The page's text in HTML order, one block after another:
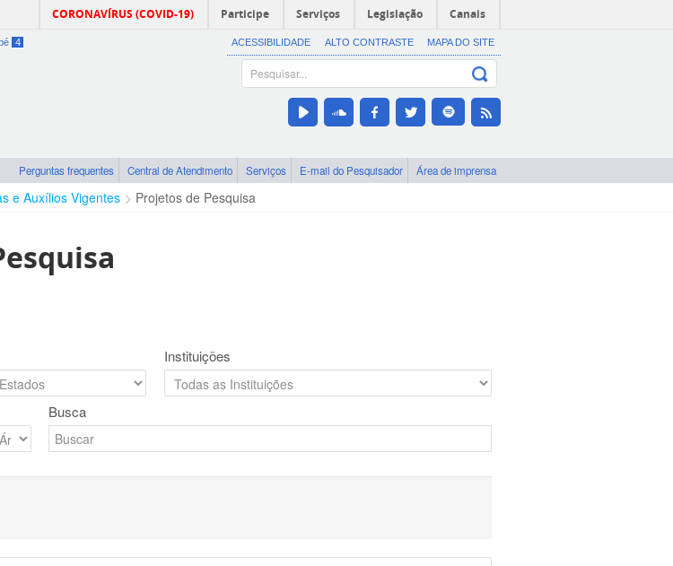
CORONAVÍRUS (COVID-19) Participe Serviços Legislação Canais
4 ACESSIBILIDADE ALTO CONTRASTE MAPA DO SITE
Perguntas frequentes Central de Atendimento Serviços E-mail do Pesquisador Área de imprensa
e Auxílios Vigentes Projetos de Pesquisa
Instituições
Busca